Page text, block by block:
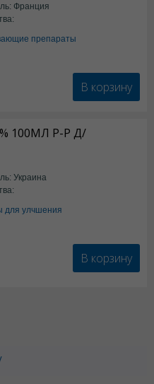
Франция
препараты
В корзину
100МЛ Р-Р Д/
Украина
для улчшения
В корзину